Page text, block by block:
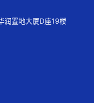
润置地大厦D座19楼